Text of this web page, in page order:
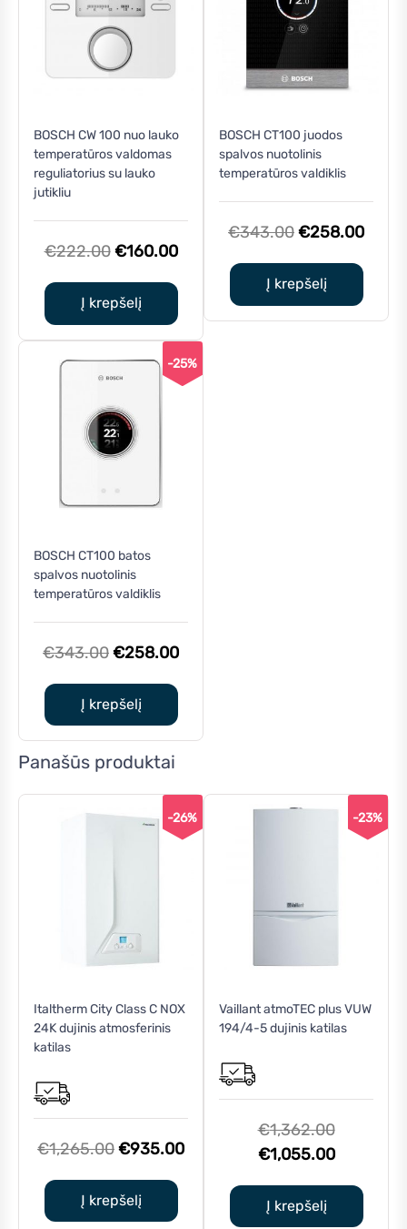
BOSCH CW 100 nuo lauko
temperatūros valdomas
reguliatorius su lauko
jutikliu
€222.00 Original
was:
€222.00.
€160.00Current
€160.00.
Į krepšelį
BOSCH CT100 juodos
spalvos nuotolinis
temperatūros valdiklis
€343.00Original
was:
€343.00.
€258.00
Į krepšelį
-25%
BOSCH CT100 batos
spalvos nuotolinis
temperatūros valdiklis
€343.00Original
was:
€343.00.
€258.00Current
Į krepšelį
Panašūs produktai
-26%
Italtherm City Class C NOX
24K dujinis atmosferinis
katilas
€1,265.00Original
was:
€1,265.00.
€935.00Current
€935.00.
Į krepšelį
-23%
Vaillant atmoTEC plus VUW
194/4-5 dujinis katilas
€1,362.00Original
price
€1,055.00Current
Į krepšelį